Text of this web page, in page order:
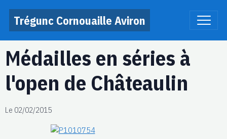
Trégunc Cornouaille Aviron
Médailles en séries à
l'open de Châteaulin
Le 02/02/2015